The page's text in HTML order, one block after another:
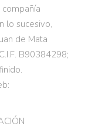
lo sucesivo,
de Mata
B90384298;